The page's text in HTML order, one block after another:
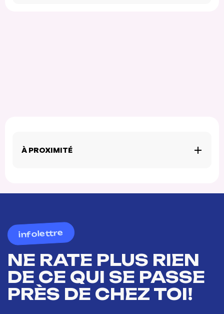
À PROXIMITÉ
infolettre
NE RATE PLUS RIEN
DE CE QUI SE PASSE
PRÈS DE CHEZ TOI!